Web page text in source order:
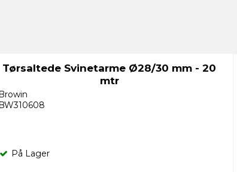
Tørsaltede Svinetarme Ø28/30 mm - 20
mtr
På Lager